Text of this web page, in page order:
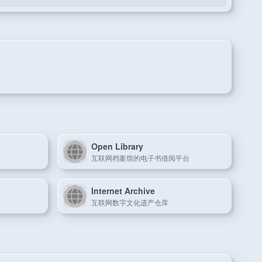
Open Library
互联网档案馆的电子书借阅平台
Internet Archive
互联网数字文化遗产仓库